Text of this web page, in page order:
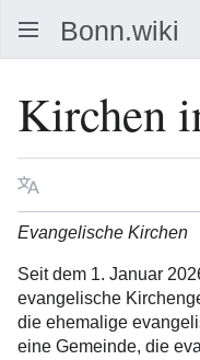
Kirchen
Sprache
Evangelische Kirchen
Seit dem 1. Januar
evangelische
die ehemalige
eine Gemeinde, die